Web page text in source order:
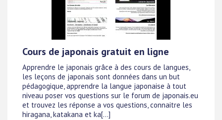
Cours de japonais gratuit en ligne
Apprendre le japonais grâce à des cours de langues,
les leçons de japonais sont données dans un but
pédagogique, apprendre la langue japonaise à tout
niveau poser vos questions sur le forum de japonais.eu
et trouvez les réponse a vos questions, connaitre les
hiragana, katakana et ka[...]